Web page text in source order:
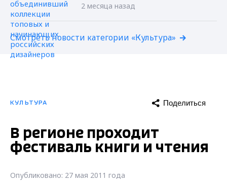
2 месяца назад
Смотреть новости категории «Культура»
КУЛЬТУРА Поделиться
В регионе проходит
фестиваль книги и чтения
Опубликовано: 27 мая 2011 года